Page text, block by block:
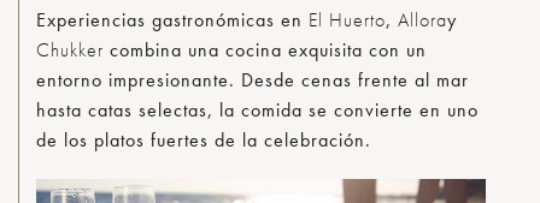
Experiencias gastronómicas en El Huerto, Alloray
Chukker combina una cocina exquisita con un
entorno impresionante. Desde cenas frente al mar
hasta catas selectas, la comida se convierte en uno
de los platos fuertes de la celebración.